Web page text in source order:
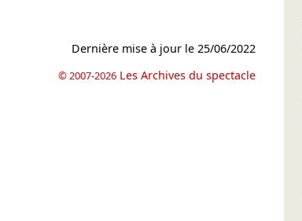
Dernière mise à jour le25/06/2022
© 2007-2026 Les Archives du spectacle